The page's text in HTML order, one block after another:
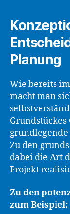
Planung
Wie bereits
macht man
Grundstückes
grundlegende
Zu den
dabei die Art
Projekt
Zu den
zum Beispiel: